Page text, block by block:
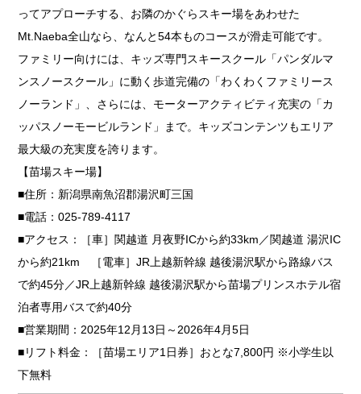
ってアプローチする、お隣のかぐらスキー場をあわせた
Mt.Naeba全山なら、なんと54本ものコースが滑走可能です。
ファミリー向けには、キッズ専門スキースクール「パンダルマ
ンスノースクール」に動く歩道完備の「わくわくファミリース
ノーランド」、さらには、モーターアクティビティ充実の「カ
ッパスノーモービルランド」まで。キッズコンテンツもエリア
最大級の充実度を誇ります。
【苗場スキー場】
■住所：新潟県南魚沼郡湯沢町三国
■電話：025-789-4117
■アクセス：［車］関越道 月夜野ICから約33km／関越道 湯沢IC
から約21km ［電車］JR上越新幹線 越後湯沢駅から路線バス
で約45分／JR上越新幹線 越後湯沢駅から苗場プリンスホテル宿
泊者専用バスで約40分
■営業期間：2025年12月13日～2026年4月5日
■リフト料金：［苗場エリア1日券］おとな7,800円 ※小学生以
下無料